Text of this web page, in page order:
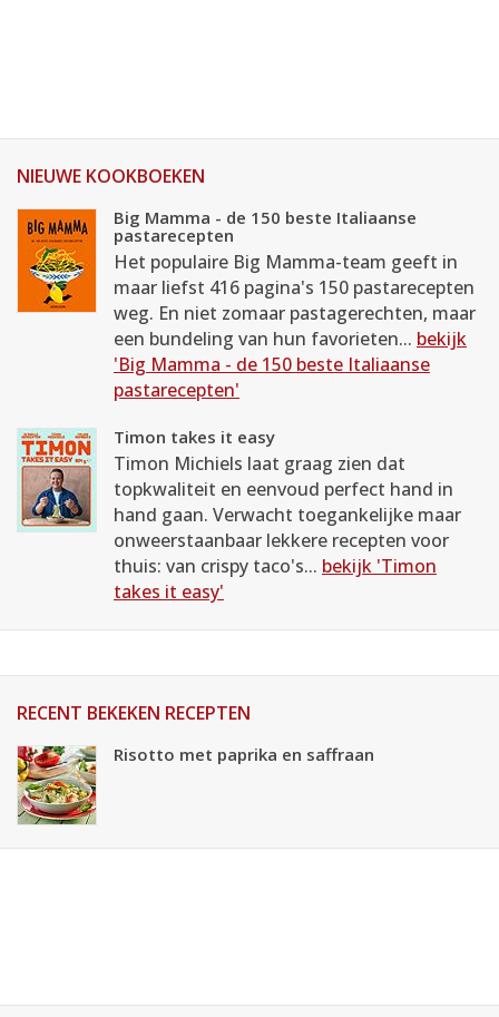
NIEUWE KOOKBOEKEN
Big Mamma - de 150 beste Italiaanse
pastarecepten
Het populaire Big Mamma-team geeft in
maar liefst 416 pagina's 150 pastarecepten
weg. En niet zomaar pastagerechten, maar
een bundeling van hun favorieten... bekijk
'Big Mamma - de 150 beste Italiaanse
pastarecepten'
Timon takes it easy
Timon Michiels laat graag zien dat
topkwaliteit en eenvoud perfect hand in
hand gaan. Verwacht toegankelijke maar
onweerstaanbaar lekkere recepten voor
thuis: van crispy taco's... bekijk 'Timon
takes it easy'
RECENT BEKEKEN RECEPTEN
Risotto met paprika en saffraan